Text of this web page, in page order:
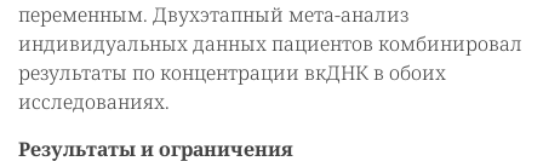
переменным. Двухэтапный мета-анализ
индивидуальных данных пациентов комбинировал
результаты по концентрации вкДНК в обоих
исследованиях.
Результаты и ограничения